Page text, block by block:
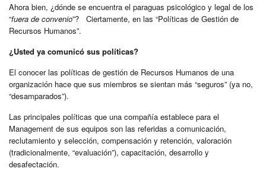
Ahora bien, ¿dónde se encuentra el paraguas psicológico y legal de los
“fuera de convenio”? Ciertamente, en las “Políticas de Gestión de
Recursos Humanos”.
¿Usted ya comunicó sus políticas?
El conocer las políticas de gestión de Recursos Humanos de una
organización hace que sus miembros se sientan más “seguros” (ya no,
“desamparados”).
Las principales políticas que una compañía establece para el
Management de sus equipos son las referidas a comunicación,
reclutamiento y selección, compensación y retención, valoración
(tradicionalmente, “evaluación”), capacitación, desarrollo y
desafectación.